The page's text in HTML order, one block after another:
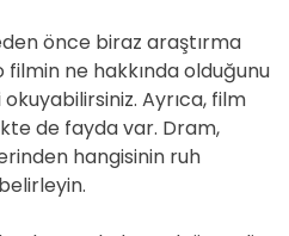
önce biraz araştırma
filmin ne hakkında olduğunu
Ayrıca, film
de fayda var. Dram,
hangisinin ruh